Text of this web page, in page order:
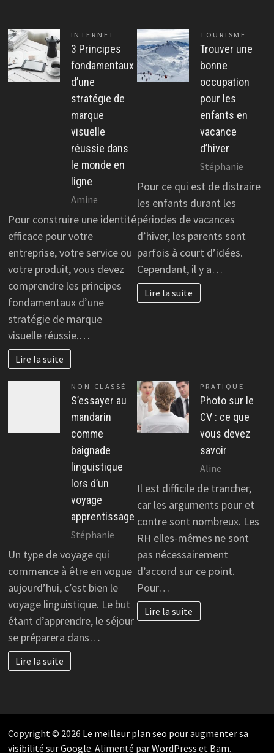
INTERNET
3 Principes
fondamentaux
d’une
stratégie de
marque
visuelle
réussie dans
le monde en
ligne
Amine
Pour construire une identité
efficace pour votre
entreprise, votre service ou
votre produit, vous devez
comprendre les principes
fondamentaux d’une
stratégie de marque
visuelle réussie.…
Lire la suite
TOURISME
Trouver une
bonne
occupation
pour les
enfants en
vacance
d’hiver
Stéphanie
Pour ce qui est de distraire
les enfants durant les
périodes de vacances
d’hiver, les parents sont
parfois à court d’idées.
Cependant, il y a…
Lire la suite
NON CLASSÉ
S’essayer au
mandarin
comme
baignade
linguistique
lors d’un
voyage
apprentissage
Stéphanie
Un type de voyage qui
commence à être en vogue
aujourd’hui, c’est bien le
voyage linguistique. Le but
étant d’apprendre, le séjour
se préparera dans…
Lire la suite
PRATIQUE
Photo sur le
CV : ce que
vous devez
savoir
Aline
Il est difficile de trancher,
car les arguments pour et
contre sont nombreux. Les
RH elles-mêmes ne sont
pas nécessairement
d’accord sur ce point.
Pour…
Lire la suite
Copyright © 2026 Le meilleur plan seo pour augmenter sa
visibilité sur Google. Alimenté parWordPress et Bam.